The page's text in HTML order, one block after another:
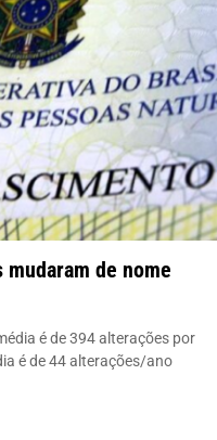
de nome
é de 394 alterações por
é de 44 alterações/ano